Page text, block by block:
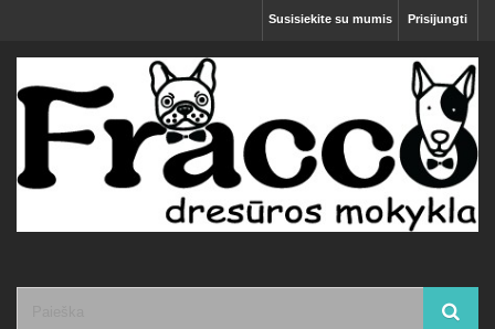
Prisijungti
Susisiekite su mumis